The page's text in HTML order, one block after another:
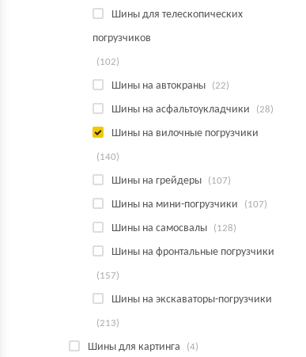
Шины для телескопических
погрузчиков
(102)
Шины на автокраны (22)
Шины на асфальтоукладчики (28)
Шины на вилочные погрузчики
(140)
Шины на грейдеры (107)
Шины на мини-погрузчики (107)
Шины на самосвалы (128)
Шины на фронтальные погрузчики
(157)
Шины на экскаваторы-погрузчики
(213)
Шины для картинга (4)